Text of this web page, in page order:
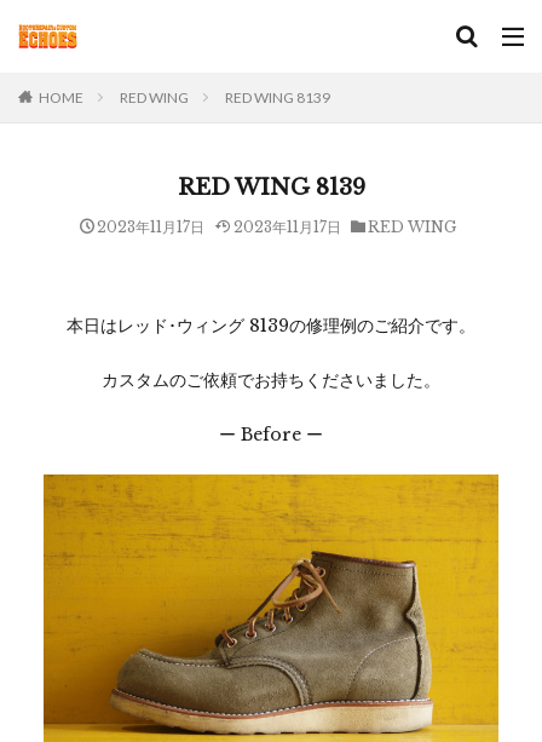
HOME RED WING RED WING 8139
RED WING 8139
2023年11月17日 2023年11月17日 RED WING
本日はレッド･ウィング 8139の修理例のご紹介です。
カスタムのご依頼でお持ちくださいました。
ー Before ー